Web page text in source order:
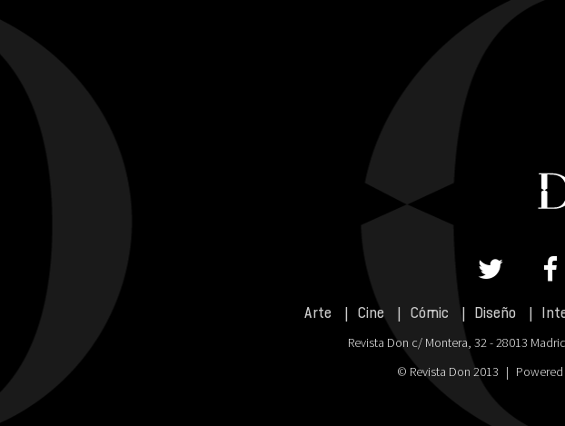
Arte Cine Cómic Diseño
Revista Don c/ Montera, 32 - 28013
© Revista Don 2013 |